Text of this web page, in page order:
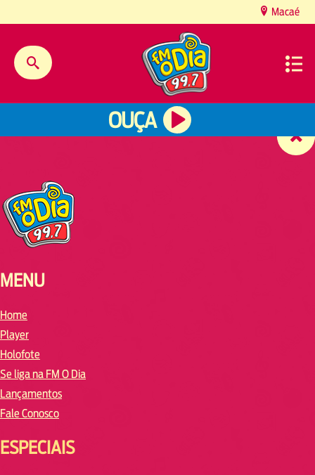
Macaé
OUÇA
MENU
Home
Player
Holofote
Se liga na FM O Dia
Lançamentos
Fale Conosco
ESPECIAIS